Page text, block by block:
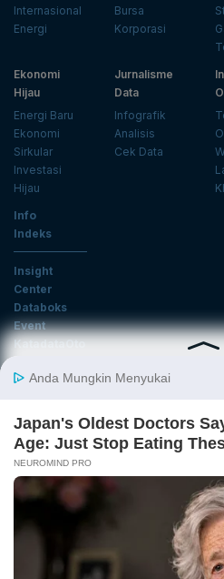
Internasional
Energi
Bursa
Korporasi
Ekonomi
Hijau
Energi Baru
Ekonomi
Sirkular
Investasi
Hijau
Jurnalisme
Data
Infografik
Analisis
Cek Data
Info
Indeks
Insight
Center
Databoks
Event
KatadataOto
Email
Tentang Katadata Advertising
Kebijakan Privasi